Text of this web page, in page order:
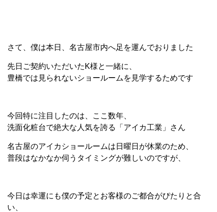
さて、僕は本日、名古屋市内へ足を運んでおりました
先日ご契約いただいたK様と一緒に、
豊橋では見られないショールームを見学するためです
今回特に注目したのは、ここ数年、
洗面化粧台で絶大な人気を誇る「アイカ工業」さん
名古屋のアイカショールームは日曜日が休業のため、
普段はなかなか伺うタイミングが難しいのですが、
今日は幸運にも僕の予定とお客様のご都合がぴたりと合
い、